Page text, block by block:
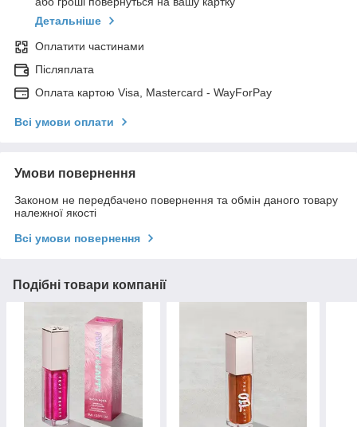
Детальніше
Оплатити частинами
Післяплата
Оплата картою Visa, Mastercard - WayForPay
Всі умови оплати
Умови повернення
Законом не передбачено повернення та обмін даного товару
належної якості
Всі умови повернення
Подібні товари компанії